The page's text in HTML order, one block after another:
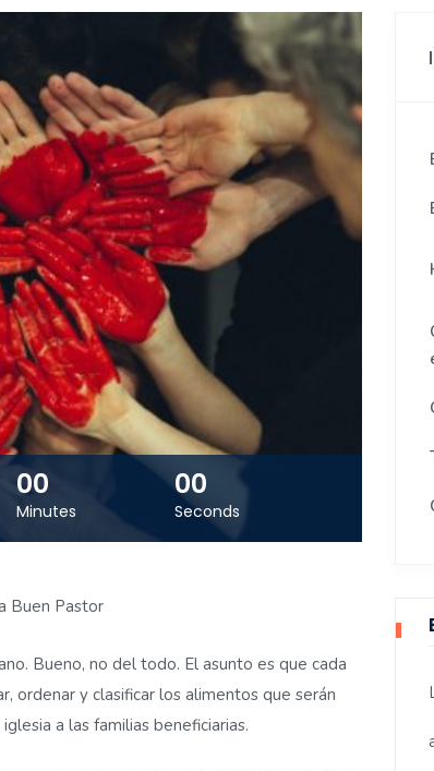
00
Minutes
00
Seconds
Buen Pastor
Bueno, no del todo. El asunto es que cada
ordenar y clasificar los alimentos que serán
a las familias beneficiarias.